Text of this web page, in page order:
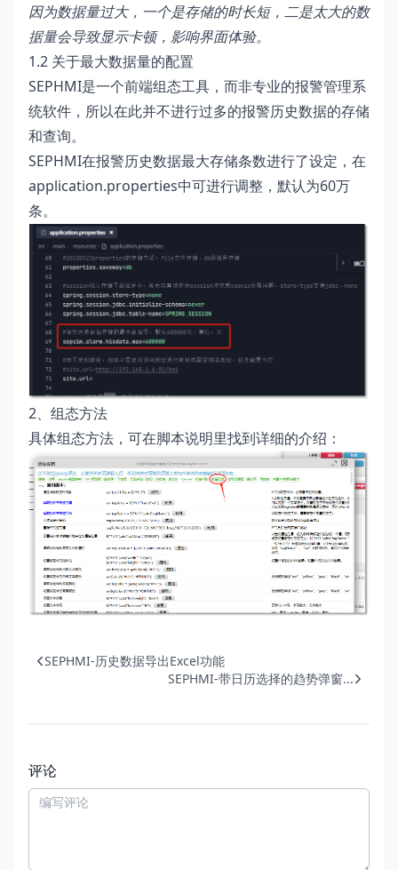
因为数据量过大，一个是存储的时长短，二是太大的数
据量会导致显示卡顿，影响界面体验。
1.2 关于最大数据量的配置
SEPHMI是一个前端组态工具，而非专业的报警管理系
统软件，所以在此并不进行过多的报警历史数据的存储
和查询。
SEPHMI在报警历史数据最大存储条数进行了设定， 在
application.properties中可进行调整，默认为60万
条。
2、组态方法
具体组态方法，可在脚本说明里找到详细的介绍：
SEPHMI-历史数据导出Excel功能
SEPHMI-带日历选择的趋势弹窗...
评论